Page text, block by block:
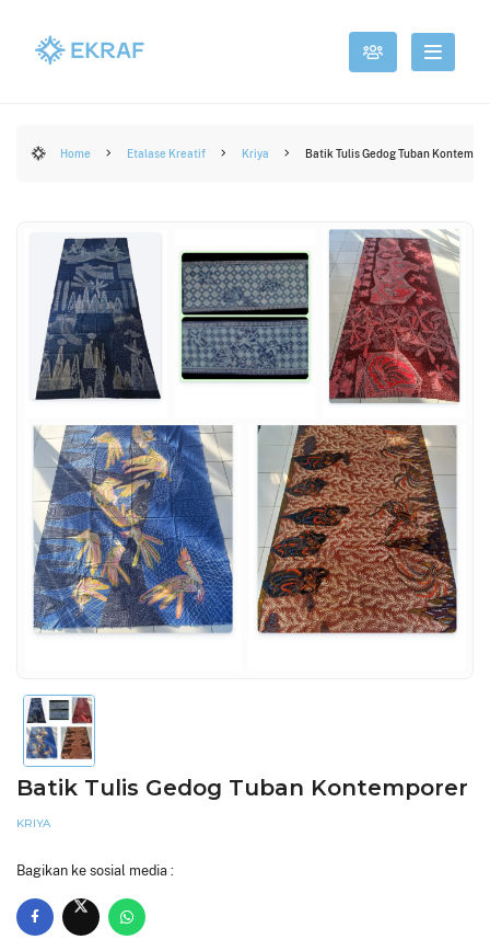
Home Etalase Kreatif Kriya Batik Tulis Gedog Tuban
Batik Tulis Gedog Tuban Kontemporer
KRIYA
Bagikan ke sosial media :